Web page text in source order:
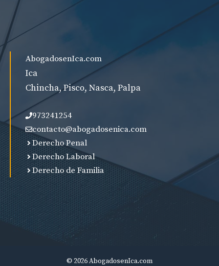
AbogadosenIca.com
Ica
Chincha, Pisco, Nasca, Palpa
973241254
contacto@abogadosenica.com
Derecho Penal
Derecho Laboral
Derecho de Familia
© 2026 AbogadosenIca.com